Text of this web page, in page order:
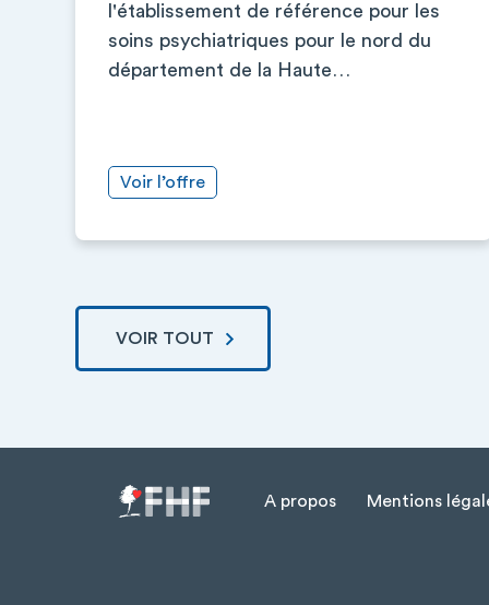
l'établissement de référence pour les
soins psychiatriques pour le nord du
département de la Haute…
Voir l’offre
VOIR TOUT
Menu Pied de page
A propos Mentions